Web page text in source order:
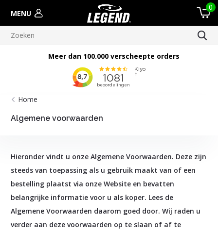
MENU
0
Meer dan 100.000 verscheepte orders
Home
Algemene voorwaarden
Hieronder vindt u onze Algemene Voorwaarden. Deze zijn
steeds van toepassing als u gebruik maakt van of een
bestelling plaatst via onze Website en bevatten
belangrijke informatie voor u als koper. Lees de
Algemene Voorwaarden daarom goed door. Wij raden u
verder aan deze voorwaarden op te slaan of af te